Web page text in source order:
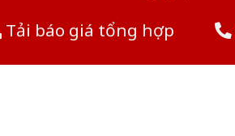
Tải báo giá tổng hợp